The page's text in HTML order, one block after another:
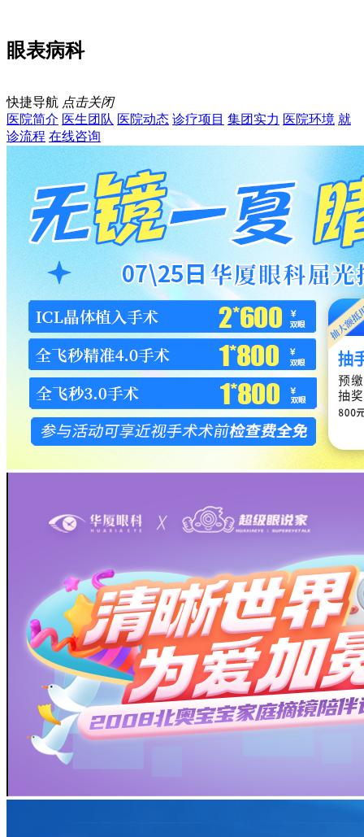
眼表病科
快捷导航 点击关闭
医院简介 医生团队 医院动态 诊疗项目 集团实力 医院环境 就
诊流程 在线咨询